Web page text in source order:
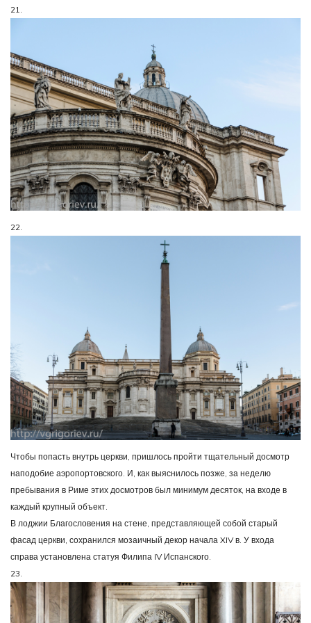
21.
22.
Чтобы попасть внутрь церкви, пришлось пройти тщательный досмотр
наподобие аэропортовского. И, как выяснилось позже, за неделю
пребывания в Риме этих досмотров был минимум десяток, на входе в
каждый крупный объект.
В лоджии Благословения на стене, представляющей собой старый
фасад церкви, сохранился мозаичный декор начала XIV в. У входа
справа установлена статуя Филипа IV Испанского.
23.